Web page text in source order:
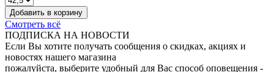
Добавить в корзину
Смотреть всё
ПОДПИСКА НА НОВОСТИ
Если Вы хотите получать сообщения о скидках, акциях и
новостях нашего магазина
пожалуйста, выберите удобный для Вас способ оповещения -